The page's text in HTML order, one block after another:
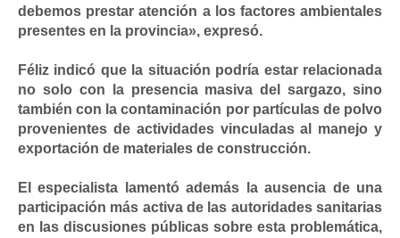
debemos prestar atención a los factores ambientales
presentes en la provincia», expresó.
Féliz indicó que la situación podría estar relacionada
no solo con la presencia masiva del sargazo, sino
también con la contaminación por partículas de polvo
provenientes de actividades vinculadas al manejo y
exportación de materiales de construcción.
El especialista lamentó además la ausencia de una
participación más activa de las autoridades sanitarias
en las discusiones públicas sobre esta problemática,